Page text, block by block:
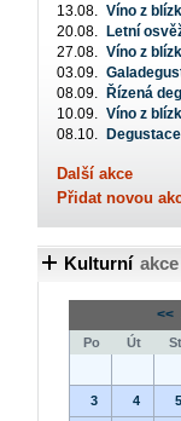
13.08. Víno z
20.08.
Letní
27.08. Víno z
03.09.
08.09.
Řízená
10.09. Víno z
08.10.
Další akce
Přidat novou
Kulturní
<<
Po Út St
3 4 5